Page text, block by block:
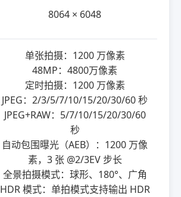
8064 × 6048
单张拍摄：1200 万像素
48MP：4800万像素
定时拍摄：1200 万像素
JPEG：2/3/5/7/10/15/20/30/60 秒
JPEG+RAW：5/7/10/15/20/30/60
秒
自动包围曝光（AEB）：1200 万像
素，3 张 @2/3EV 步长
全景拍摄模式：球形、180°、广角
HDR 模式：单拍模式支持输出 HDR